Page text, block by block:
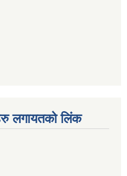
लगायतको लिंक